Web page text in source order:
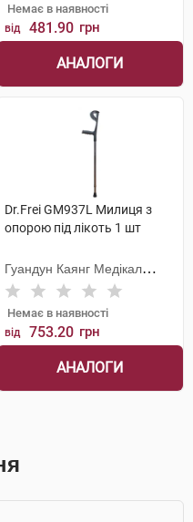
Немає в наявності
від 481.90 грн
АНАЛОГИ
Dr.Frei GM937L Милиця з
опорою під лікоть 1 шт
Гуандун Каянг Медікал
Технолоджі
Немає в наявності
від 753.20 грн
АНАЛОГИ